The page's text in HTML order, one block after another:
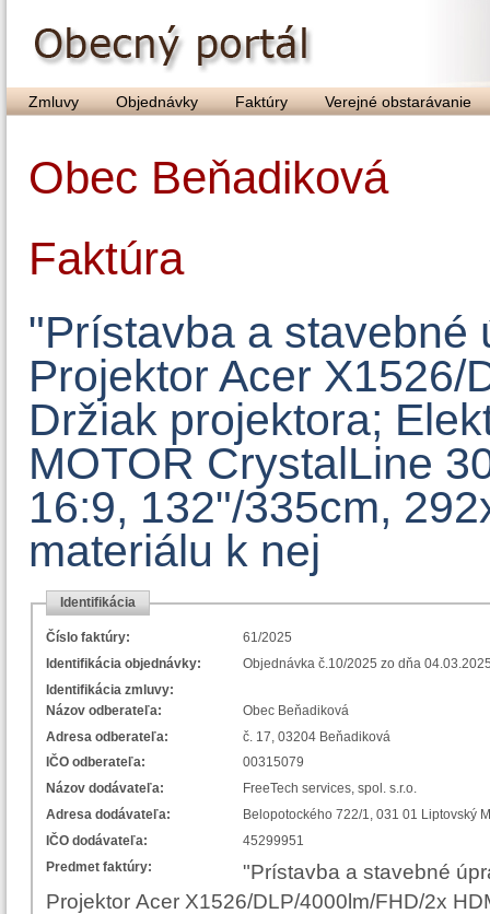
Zmluvy Objednávky Faktúry Verejné obstarávanie
Obec Beňadiková
Faktúra
"Prístavba a stavebné
Projektor Acer X1526/
Držiak projektora;
MOTOR CrystalLine
16:9, 132"/335cm,
materiálu k nej
Identifikácia
Číslo faktúry:
61/2025
Identifikácia objednávky:
Objednávka č.10/2025 zo dňa
Identifikácia zmluvy:
Názov odberateľa:
Obec Beňadiková
Adresa odberateľa:
č. 17, 03204 Beňadiková
IČO odberateľa:
00315079
Názov dodávateľa:
FreeTech services, spol. s.r.o.
Adresa dodávateľa:
Belopotockého 722/1, 031 01
IČO dodávateľa:
45299951
Predmet faktúry:
"Prístavba a stavebné
Projektor Acer X1526/DLP/4000lm/FHD/2x